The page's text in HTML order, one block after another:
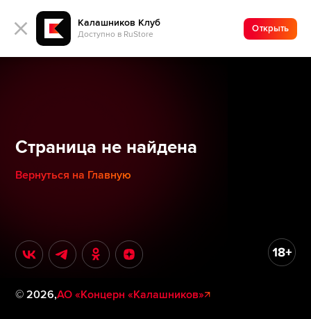
Калашников Клуб
Доступно в RuStore
Открыть
Страница не найдена
Вернуться на Главную
©2026,АО «Концерн «Калашников»